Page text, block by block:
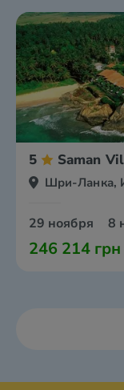
5 Saman
Шри-Ланка,
29 ноября 8
246 214 грн